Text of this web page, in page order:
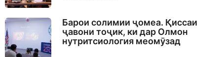
Барои солимии ҷомеа. Қиссаи
ҷавони тоҷик, ки дар Олмон
нутритсиология меомӯзад